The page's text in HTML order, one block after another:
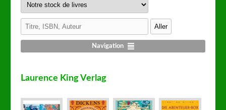
Navigation
Laurence King Verlag